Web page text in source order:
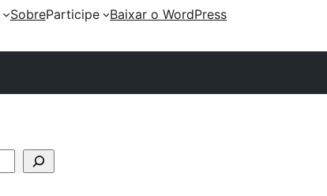
SobreParticipe
Baixar o WordPress